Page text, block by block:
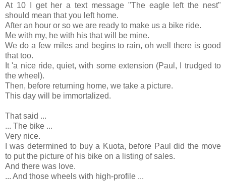
At 10 I get her a text message "The eagle left the nest"
should mean that you left home.
After an hour or so we are ready to make us a bike ride.
Me with my, he with his that will be mine.
We do a few miles and begins to rain, oh well there is good
that too.
It 'a nice ride, quiet, with some extension (Paul, I trudged to
the wheel).
Then, before returning home, we take a picture.
This day will be immortalized.
That said ...
... The bike ...
Very nice.
I was determined to buy a Kuota, before Paul did the move
to put the picture of his bike on a listing of sales.
And there was love.
... And those wheels with high-profile ...